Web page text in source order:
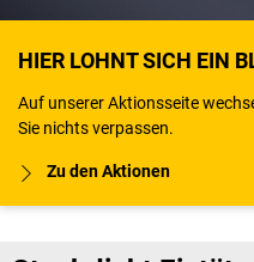
HIER LOHNT SICH EIN
Auf unserer Aktionsseite
Sie nichts verpassen.
Zu den Aktionen